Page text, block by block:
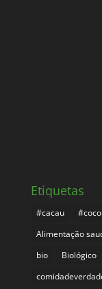
Etiquetas
#cacau #coco
Alimentação
bio
Biológico